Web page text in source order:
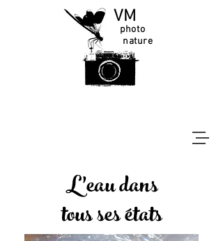
VM
photo
nature
L'eau dans
tous ses états